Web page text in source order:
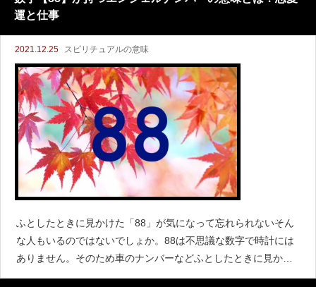
運と仕事
2021.12.25 スピリチュアルの意味
ふとしたときに見かけた「88」が気になって忘れられないそん
な人もいるのではないでしょか。88は不思議な数字で時計には
ありません。そのため車のナンバーなどふとしたときに見かけ
ることがあるかもしれません。88ばかりを偶然見かけるとき